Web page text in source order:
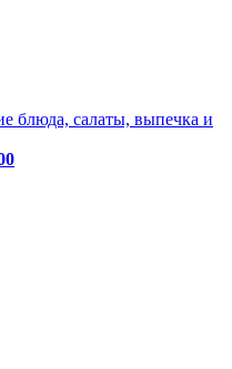
блюда, салаты, выпечка и